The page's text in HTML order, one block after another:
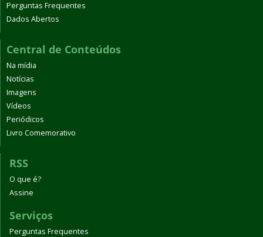
Perguntas Frequentes
Dados Abertos
Central de Conteúdos
Na mídia
Notícias
Imagens
Vídeos
Periódicos
Livro Comemorativo
RSS
O que é?
Assine
Serviços
Perguntas Frequentes